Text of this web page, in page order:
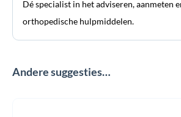
Dé specialist in het adviseren, aanmeten
orthopedische hulpmiddelen.
Andere suggesties…